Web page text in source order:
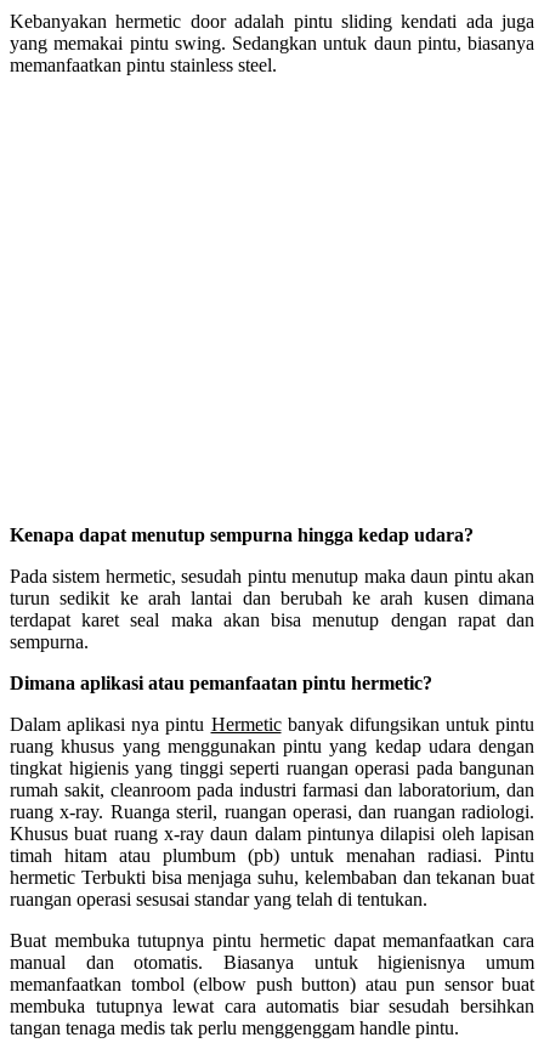
Kebanyakan hermetic door adalah pintu sliding kendati ada juga
yang memakai pintu swing. Sedangkan untuk daun pintu, biasanya
memanfaatkan pintu stainless steel.
Kenapa dapat menutup sempurna hingga kedap udara?
Pada sistem hermetic, sesudah pintu menutup maka daun pintu akan
turun sedikit ke arah lantai dan berubah ke arah kusen dimana
terdapat karet seal maka akan bisa menutup dengan rapat dan
sempurna.
Dimana aplikasi atau pemanfaatan pintu hermetic?
Dalam aplikasi nya pintu Hermeticbanyak difungsikan untuk pintu
ruang khusus yang menggunakan pintu yang kedap udara dengan
tingkat higienis yang tinggi seperti ruangan operasi pada bangunan
rumah sakit, cleanroom pada industri farmasi dan laboratorium, dan
ruang x-ray. Ruanga steril, ruangan operasi, dan ruangan radiologi.
Khusus buat ruang x-ray daun dalam pintunya dilapisi oleh lapisan
timah hitam atau plumbum (pb) untuk menahan radiasi. Pintu
hermetic Terbukti bisa menjaga suhu, kelembaban dan tekanan buat
ruangan operasi sesusai standar yang telah di tentukan.
Buat membuka tutupnya pintu hermetic dapat memanfaatkan cara
manual dan otomatis. Biasanya untuk higienisnya umum
memanfaatkan tombol (elbow push button) atau pun sensor buat
membuka tutupnya lewat cara automatis biar sesudah bersihkan
tangan tenaga medis tak perlu menggenggam handle pintu.